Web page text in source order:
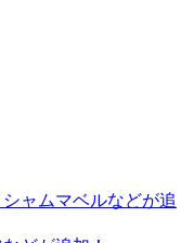
ャムマベルなどが追